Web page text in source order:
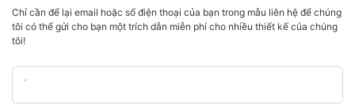
Chỉ cần để lại email hoặc số điện thoại của bạn trong mẫu liên hệ để chúng
tôi có thể gửi cho bạn một trích dẫn miễn phí cho nhiều thiết kế của chúng
tôi!